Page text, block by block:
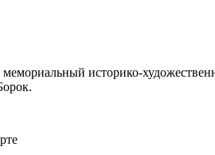
мемориальный историко-